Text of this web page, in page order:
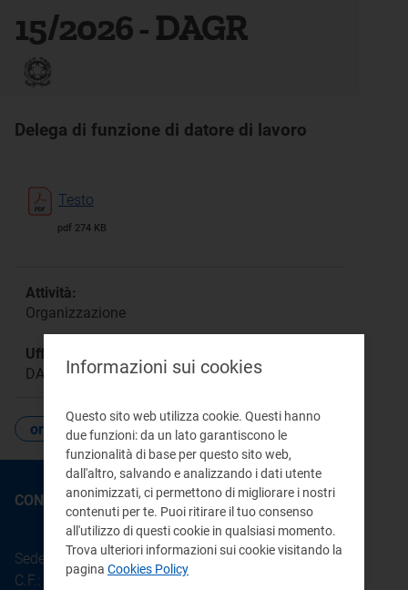
15/2026 - DAGR
Delega di funzione di datore di lavoro
Testo
pdf 274 KB
Attività:
Organizzazione
Ufficio responsabile:
DAGR
organizzazione
CONTATTI
Sede legale: Piazza Cavour 5 - 20121 - Milano
C.F.: 97190020152
Informazioni sui cookies
Questo sito web utilizza cookie. Questi hanno
due funzioni: da un lato garantiscono le
funzionalità di base per questo sito web,
dall'altro, salvando e analizzando i dati utente
anonimizzati, ci permettono di migliorare i nostri
contenuti per te. Puoi ritirare il tuo consenso
all'utilizzo di questi cookie in qualsiasi momento.
Trova ulteriori informazioni sui cookie visitando la
pagina Cookies Policy